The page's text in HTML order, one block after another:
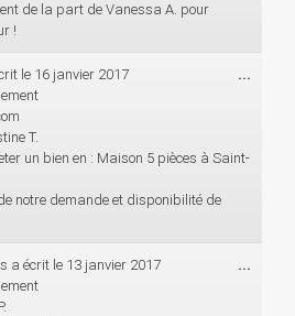
de la part de Vanessa A. pour
!
le 16 janvier 2017
T.
un bien en : Maison 5 pièces à Saint-
notre demande et disponibilité de
...
a écrit le 13 janvier 2017
...